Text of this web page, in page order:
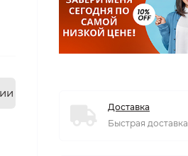
Доставка
Быстрая доставка